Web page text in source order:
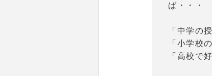
ば・・・
「中学の
「小学校
「高校で